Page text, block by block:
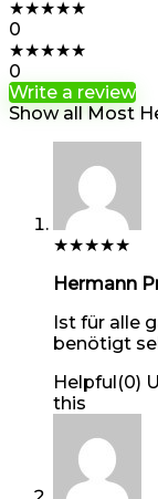
★★★★★
0
★★★★★
0
Write a review
Show all Most
★★★★★
Hermann
Ist für alle
benötigt
Helpful(0)
this